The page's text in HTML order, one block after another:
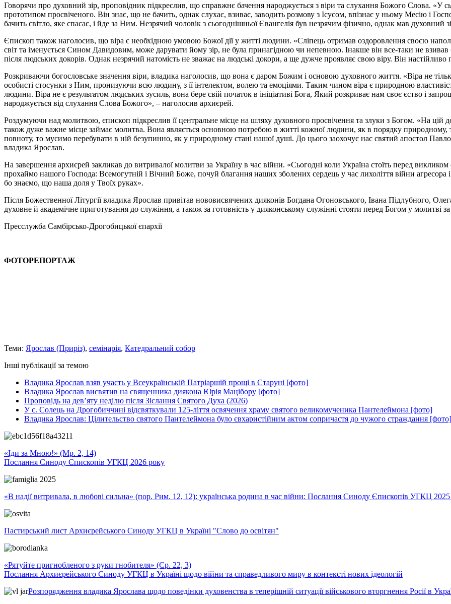
Говорячи про духовний зір, проповідник підкреслив, що справжнє бачення народжується з віри та слухання Божого Слова. «У
прототипом просвіченого. Він знає, що не бачить, однак слухає, взиває, заводить розмову з Ісусом, впізнає у ньому Месію і
бачить світло, яке спасає, і йде за Ним. Незрячий чоловік з сьогоднішньої Євангелія був незрячим фізично, однак мав духовний
Єпископ також наголосив, що віра є необхідною умовою Божої дії у житті людини. «Сліпець отримав оздоровлення своєю
світ та іменується Сином Давидовим, може дарувати йому зір, не була принагідною чи непевною. Інакше він все-таки не
після людських докорів. Однак незрячий натомість не зважає на людські докори, а ще дужче проявляє свою віру. Він
Розкриваючи богословське значення віри, владика наголосив, що вона є даром Божим і основою духовного життя. «Віра не
особисті стосунки з Ним, пронизуючи всю людину, з її інтелектом, волею та емоціями. Таким чином вiра є природною
людини. Віра не є результатом людських зусиль, вона бере свій початок в ініціативі Бога, Який розкриває нам своє єство і
народжується від слухання Слова Божого», – наголосив архиєрей.
Роздумуючи над молитвою, єпископ підкреслив її центральне місце на шляху духовного просвічення та злуки з Богом. «На цій
також дуже важне місце займає молитва. Вона являється основною потребою в житті кожної людини, як в порядку
повноту, то мусимо перебувати в ній безупинно, як у природному стані нашої душі. До цього заохочує нас святий апостол
владика Ярослав.
На завершення архиєрей закликав до витривалої молитви за Україну в час війни. «Сьогодні коли Україна стоїть перед викликом
прохаймо нашого Господа: Всемогутній і Вічний Боже, почуй благання наших зболених сердець у час лихоліття війни
бо знаємо, що наша доля у Твоїх руках».
Після Божественної Літургії владика Ярослав привітав нововиcвячених дияконів Богдана Огоновського, Івана Підлубного,
духовне й академічне приготування до служіння, а також за готовність у дияконському служінні стояти перед Богом у молитві
Пресслужба Самбірсько-Дрогобицької єпархії
ФОТОРЕПОРТАЖ
Теми: Ярослав (Приріз), семінарія, Катедральний собор
Інші публікації за темою
Владика Ярослав взяв участь у Всеукраїнській Патріаршій прощі в Старуні [фото]
Владика Ярослав висвятив на священника диякона Юрія Мацібору [фото]
Проповідь на дев’яту неділю після Зіслання Святого Духа (2026)
У с. Солець на Дрогобиччині відсвяткували 125-ліття освячення храму святого великомученика Пантелеймона [фото]
Владика Ярослав: Цілительство святого Пантелеймона було євхаристійним актом сопричастя до чужого страждання [фото]
«Іди за Мною!» (Мр. 2, 14)
Послання Синоду Єпископів УГКЦ 2026 року
«В надії витривала, в любові сильна» (пор. Рим. 12, 12): українська родина в час війни: Послання Синоду Єпископів УГКЦ
Пастирський лист Архиєрейського Синоду УГКЦ в Україні "Слово до освітян"
«Рятуйте пригнобленого з руки гнобителя» (Єр. 22, 3)
Послання Архиєрейського Синоду УГКЦ в Україні щодо війни та справедливого миру в контексті нових ідеологій
Розпорядження владика Ярослава щодо поведінки духовенства в теперішній ситуації військового вторгнення Росії в